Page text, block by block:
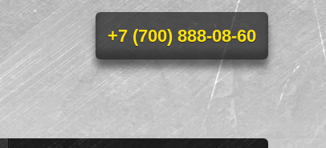
+7 (700) 888-08-60